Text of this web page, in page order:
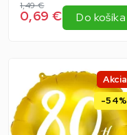
1,49 €
0,69 € Do košíka
Akcia
-54%